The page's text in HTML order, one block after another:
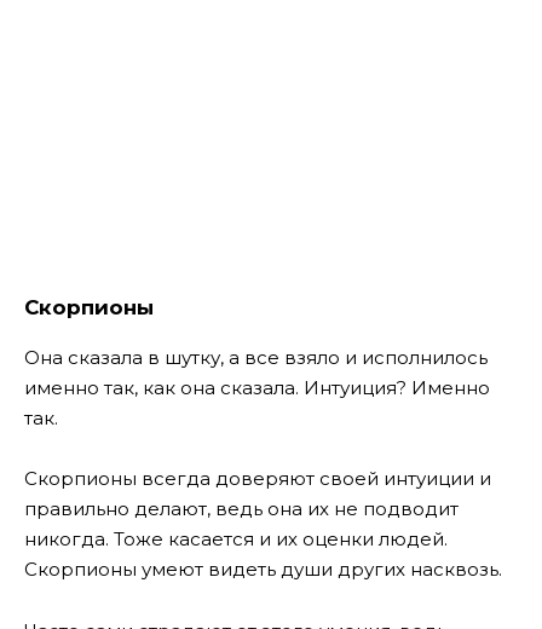
Скорпионы
Она сказала в шутку, а все взяло и исполнилось
именно так, как она сказала. Интуиция? Именно
так.
Скорпионы всегда доверяют своей интуиции и
правильно делают, ведь она их не подводит
никогда. Тоже касается и их оценки людей.
Скорпионы умеют видеть души других насквозь.